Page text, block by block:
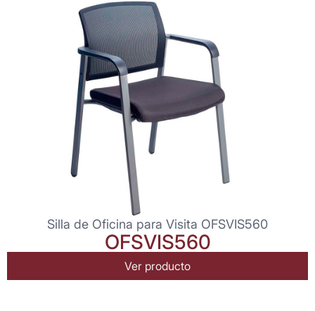
Silla de Oficina para Visita OFSVIS560
OFSVIS560
Ver producto